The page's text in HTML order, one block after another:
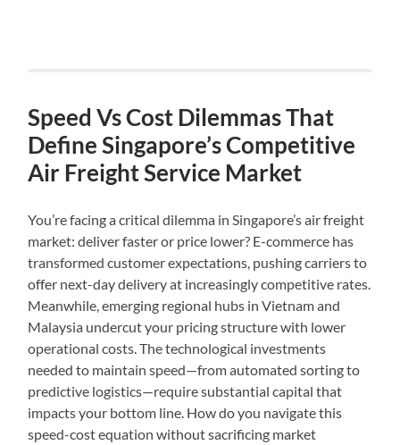
Speed Vs Cost Dilemmas That
Define Singapore’s Competitive
Air Freight Service Market
You’re facing a critical dilemma in Singapore’s air freight
market: deliver faster or price lower? E-commerce has
transformed customer expectations, pushing carriers to
offer next-day delivery at increasingly competitive rates.
Meanwhile, emerging regional hubs in Vietnam and
Malaysia undercut your pricing structure with lower
operational costs. The technological investments
needed to maintain speed—from automated sorting to
predictive logistics—require substantial capital that
impacts your bottom line. How do you navigate this
speed-cost equation without sacrificing market